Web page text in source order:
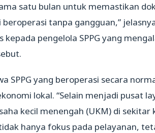
satu bulan untuk memastikan
beroperasi tanpa gangguan,”
pengelola SPPG yang
SPPG yang beroperasi secara
lokal. “Selain menjadi pusat
kecil menengah (UKM) di sekitar
hanya fokus pada pelayanan,